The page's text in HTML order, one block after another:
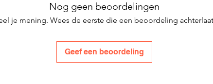
Nog geen beoordelingen
je mening. Wees de eerste die een beoordeling
Geef een beoordeling